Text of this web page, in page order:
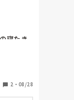
うに、
！その
寝たき
りまし
た。
以降、
朝に職員
隔離室
2 ・ 08/28